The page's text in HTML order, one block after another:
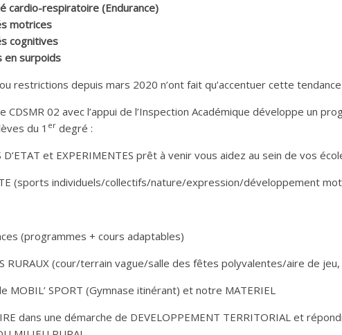
cardio-respiratoire (Endurance)
motrices
cognitives
en surpoids
restrictions depuis mars 2020 n’ont fait qu’accentuer cette
CDSMR 02 avec l’appui de l’Inspection Académique développe un
du 1 er degré :
et EXPERIMENTES prêt à venir vous aidez au sein de vos
(sports individuels/collectifs/nature/expression/développement
(programmes + cours adaptables)
RURAUX (cour/terrain vague/salle des fêtes polyvalentes/aire de
MOBIL’ SPORT (Gymnase itinérant) et notre MATERIEL
dans une démarche de DEVELOPPEMENT TERRITORIAL et